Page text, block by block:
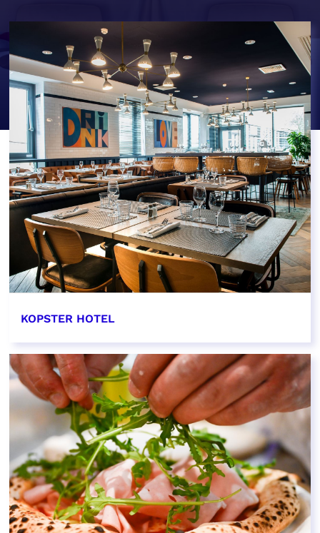
KOPSTER HOTEL
EN SAVOIR PLUS